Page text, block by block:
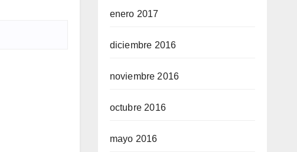
enero 2017
diciembre 2016
noviembre 2016
octubre 2016
mayo 2016